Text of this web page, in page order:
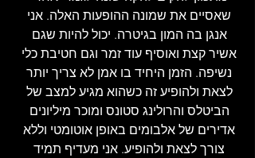
שאסיים את שמונה ההופעות האלה. אני
אנגן בה המון בגיטרה. יכול להיות שגם
אשיר קצת ואוסיף עוד זמר וגם חטיבת כלי
נשיפה. הזמן היחיד בו אמן לא צריך יותר
לצאת ולהופיע זה כשהוא מגיע למצב של
הביטלס והרולינג סטונס ומוכר מיליונים
אדירים של אלבומים באופן אוטומטי וללא
צורך לצאת ולהופיע. אני מעדיף תמיד